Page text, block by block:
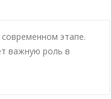
этапе.
важную роль в